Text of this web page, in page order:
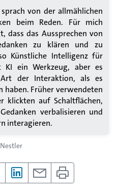
von der allmählichen
beim Reden. Für mich
dass das Aussprechen von
zu klären und zu
Künstliche Intelligenz für
KI ein Werkzeug, aber es
der Interaktion, als es
haben. Früher verwendeten
klickten auf Schaltflächen,
verbalisieren und
interagieren.